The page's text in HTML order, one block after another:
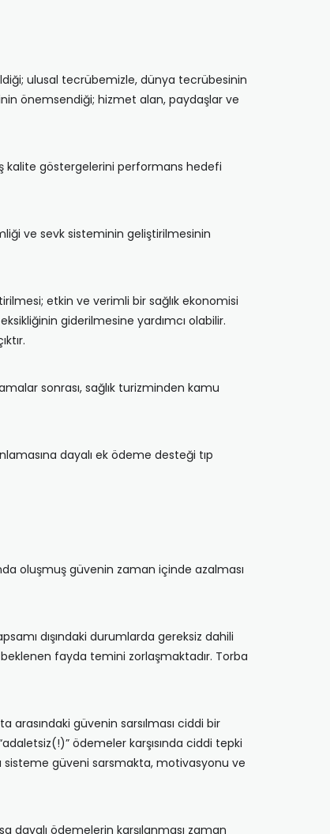
ulusal tecrübemizle, dünya tecrübesinin
önemsendiği; hizmet alan, paydaşlar ve
kalite göstergelerini performans hedefi
ve sevk sisteminin geliştirilmesinin
etkin ve verimli bir sağlık ekonomisi
giderilmesine yardımcı olabilir.
sonrası, sağlık turizminden kamu
dayalı ek ödeme desteği tıp
oluşmuş güvenin zaman içinde azalması
dışındaki durumlarda gereksiz dahili
fayda temini zorlaşmaktadır. Torba
arasındaki güvenin sarsılması ciddi bir
ödemeler karşısında ciddi tepki
sisteme güveni sarsmakta, motivasyonu ve
dayalı ödemelerin karşılanması zaman